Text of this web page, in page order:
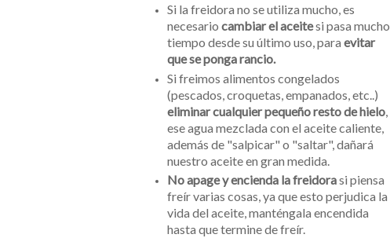
Si la freidora no se utiliza mucho, es
necesario cambiar el aceitesi pasa mucho
tiempo desde su último uso, para evitar
que se ponga rancio.
Si freimos alimentos congelados
(pescados, croquetas, empanados, etc..)
eliminar cualquier pequeño resto de hielo,
ese agua mezclada con el aceite caliente,
además de "salpicar" o "saltar", dañará
nuestro aceite en gran medida.
No apage y encienda la freidorasi piensa
freír varias cosas, ya que esto perjudica la
vida del aceite, manténgala encendida
hasta que termine de freír.